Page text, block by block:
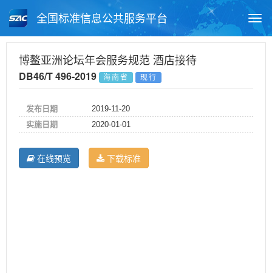
全国标准信息公共服务平台
月报查询 标准公告查询
博鳌亚洲论坛年会服务规范 酒店接待
DB46/T 496-2019 海南省 现行
发布日期
2019-11-20
实施日期
2020-01-01
在线预览 下载标准